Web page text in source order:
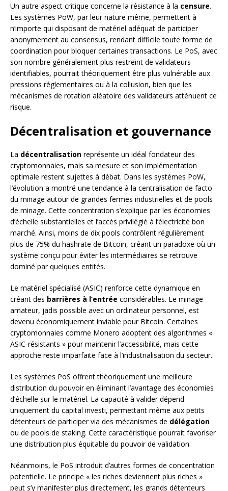
Un autre aspect critique concerne la résistance à la censure.
Les systèmes PoW, par leur nature même, permettent à
n’importe qui disposant de matériel adéquat de participer
anonymement au consensus, rendant difficile toute forme de
coordination pour bloquer certaines transactions. Le PoS, avec
son nombre généralement plus restreint de validateurs
identifiables, pourrait théoriquement être plus vulnérable aux
pressions réglementaires ou à la collusion, bien que les
mécanismes de rotation aléatoire des validateurs atténuent ce
risque.
Décentralisation et gouvernance
La décentralisation représente un idéal fondateur des
cryptomonnaies, mais sa mesure et son implémentation
optimale restent sujettes à débat. Dans les systèmes PoW,
l’évolution a montré une tendance à la centralisation de facto
du minage autour de grandes fermes industrielles et de pools
de minage. Cette concentration s’explique par les économies
d’échelle substantielles et l’accès privilégié à l’électricité bon
marché. Ainsi, moins de dix pools contrôlent régulièrement
plus de 75% du hashrate de Bitcoin, créant un paradoxe où un
système conçu pour éviter les intermédiaires se retrouve
dominé par quelques entités.
Le matériel spécialisé (ASIC) renforce cette dynamique en
créant des barrières à l’entrée considérables. Le minage
amateur, jadis possible avec un ordinateur personnel, est
devenu économiquement inviable pour Bitcoin. Certaines
cryptomonnaies comme Monero adoptent des algorithmes «
ASIC-résistants » pour maintenir l’accessibilité, mais cette
approche reste imparfaite face à l’industrialisation du secteur.
Les systèmes PoS offrent théoriquement une meilleure
distribution du pouvoir en éliminant l’avantage des économies
d’échelle sur le matériel. La capacité à valider dépend
uniquement du capital investi, permettant même aux petits
détenteurs de participer via des mécanismes de délégation
ou de pools de staking. Cette caractéristique pourrait favoriser
une distribution plus équitable du pouvoir de validation.
Néanmoins, le PoS introduit d’autres formes de concentration
potentielle. Le principe « les riches deviennent plus riches »
peut s’y manifester plus directement, les grands détenteurs